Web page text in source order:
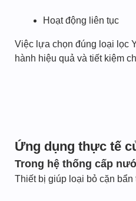
Hoạt động liên tục
Việc lựa chọn đúng loại lọc
hành hiệu quả và tiết kiệm
Ứng dụng thực tế
Trong hệ thống cấp
Thiết bị giúp loại bỏ cặn